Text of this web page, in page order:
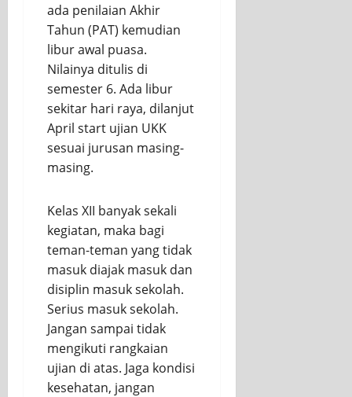
ada penilaian Akhir
Tahun (PAT) kemudian
libur awal puasa.
Nilainya ditulis di
semester 6. Ada libur
sekitar hari raya, dilanjut
April start ujian UKK
sesuai jurusan masing-
masing.
Kelas XII banyak sekali
kegiatan, maka bagi
teman-teman yang tidak
masuk diajak masuk dan
disiplin masuk sekolah.
Serius masuk sekolah.
Jangan sampai tidak
mengikuti rangkaian
ujian di atas. Jaga kondisi
kesehatan, jangan